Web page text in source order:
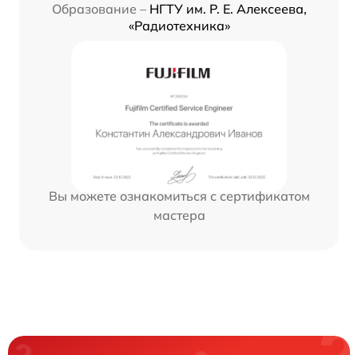
Образование – НГТУ им. Р. Е. Алексеева,
«Радиотехника»
Вы можете ознакомиться с сертификатом
мастера